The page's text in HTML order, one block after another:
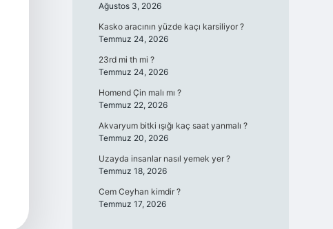
Ağustos 3, 2026
Kasko aracının yüzde kaçı karsiliyor ?
Temmuz 24, 2026
23rd mi th mi ?
Temmuz 24, 2026
Homend Çin malı mı ?
Temmuz 22, 2026
Akvaryum bitki ışığı kaç saat yanmalı ?
Temmuz 20, 2026
Uzayda insanlar nasıl yemek yer ?
Temmuz 18, 2026
Cem Ceyhan kimdir ?
Temmuz 17, 2026